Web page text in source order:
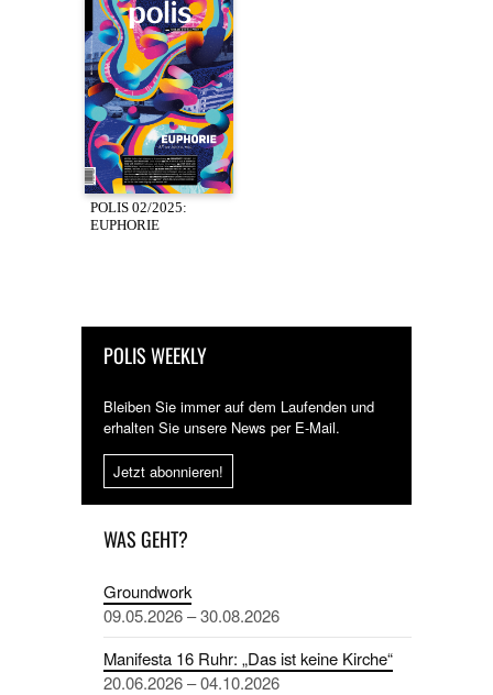
POLIS 02/2025:
EUPHORIE
POLIS WEEKLY
Bleiben Sie immer auf dem Laufenden und
erhalten Sie unsere News per E-Mail.
Jetzt abonnieren!
WAS GEHT?
Groundwork
09.05.2026 – 30.08.2026
Manifesta 16 Ruhr: „Das ist keine Kirche“
20.06.2026 – 04.10.2026